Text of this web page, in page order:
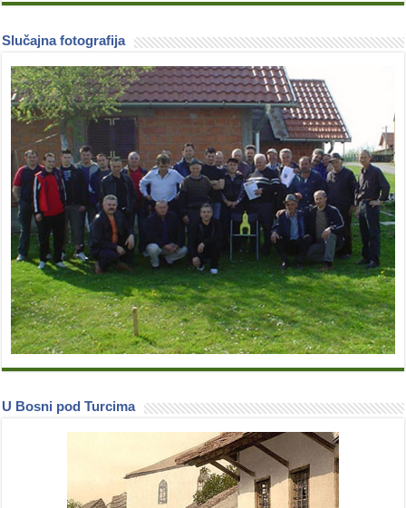
Slučajna fotografija
U Bosni pod Turcima